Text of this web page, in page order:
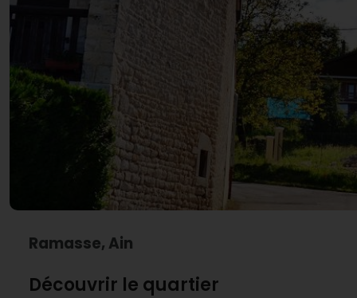
Ramasse, Ain
Découvrir le quartier